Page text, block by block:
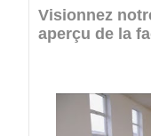
Visionnez
aperçu de la